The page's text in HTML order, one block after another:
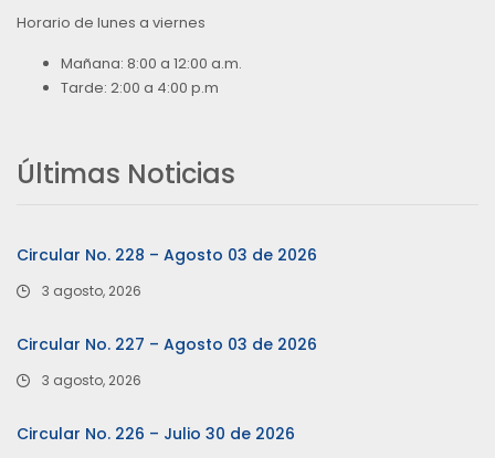
Horario de lunes a viernes
Mañana: 8:00 a 12:00 a.m.
Tarde: 2:00 a 4:00 p.m
Últimas Noticias
Circular No. 228 – Agosto 03 de 2026
3 agosto, 2026
Circular No. 227 – Agosto 03 de 2026
3 agosto, 2026
Circular No. 226 – Julio 30 de 2026